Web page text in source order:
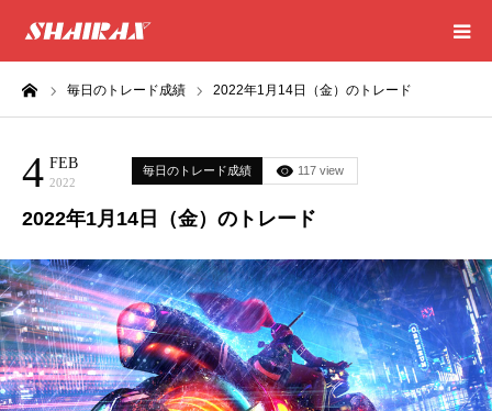
毎日のトレード成績 2022年1月14日（金）のトレード
4 FEB
2022
毎日のトレード成績 117 view
2022年1月14日（金）のトレード
HOME
RESULT
SUCCESS
CONSULTING
EXCEL SHEET
NEWS